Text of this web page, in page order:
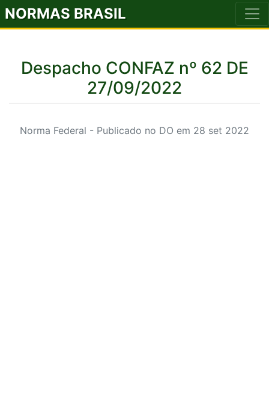
NORMAS BRASIL
Despacho CONFAZ nº 62 DE
27/09/2022
Norma Federal - Publicado no DO em 28 set 2022